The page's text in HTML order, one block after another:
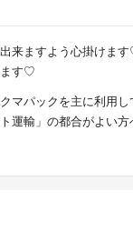
来ますよう心掛けま
ます♡
マパックを主に利用し
運輸」の都合がよい方